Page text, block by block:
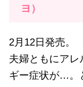
ヨ）
2月12日発売。
夫婦ともにア
ギー症状が…。